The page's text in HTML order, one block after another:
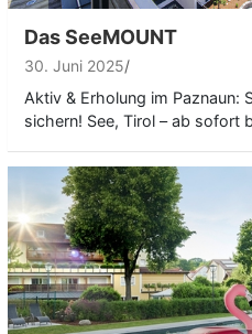
Das SeeMOUNT
30. Juni 2025
Aktiv & Erholung im Paznaun:
sichern! See, Tirol – ab sofort